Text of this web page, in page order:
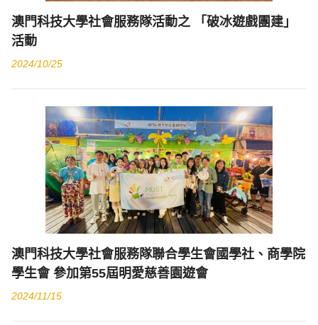
澳門科技大學社會服務隊活動之 「破冰遊戲團建」
活動
2024/10/25
澳門科技大學社會服務隊聯合學生會國學社、商學院
學生會 參加第55屆明愛慈善園遊會
2024/11/15